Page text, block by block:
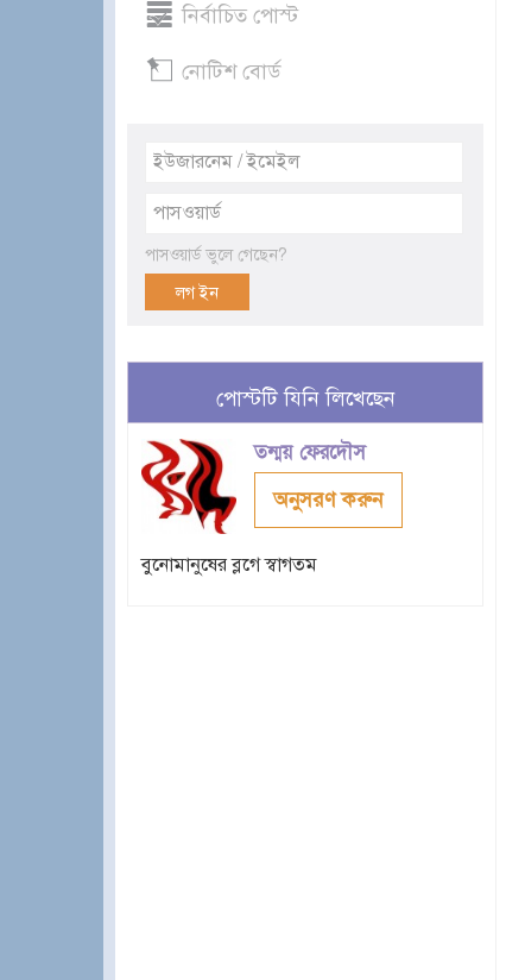
নির্বাচিত পোস্ট
নোটিশ বোর্ড
পাসওয়ার্ড ভুলে গেছেন?
পোস্টটি যিনি লিখেছেন
তন্ময় ফেরদৌস
অনুসরণ করুন
বুনোমানুষের ব্লগে স্বাগতম